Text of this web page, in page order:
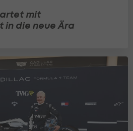
mit
in die neue Ära